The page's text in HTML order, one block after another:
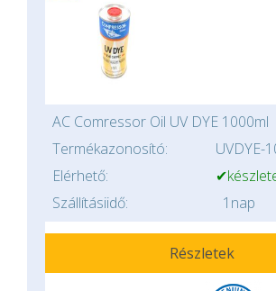
AC Comressor Oil UV DYE 1000ml
Termékazonosító:
UVDYE-
Elérhető:
Szállításiidő:
1nap
Részletek